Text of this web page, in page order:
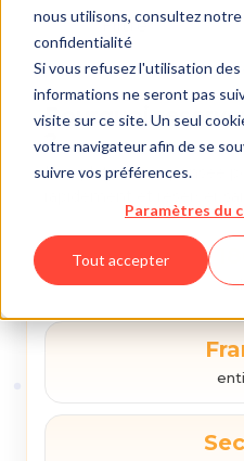
nous utilisons, consultez
confidentialité
Si vous refusez l'utilisation des
informations ne seront pas
visite sur ce site. Un seul
votre navigateur afin de se
suivre vos préférences.
Paramètres du
Tout accepter
Filtre
Pourquoi
?
Une plateforme pensee